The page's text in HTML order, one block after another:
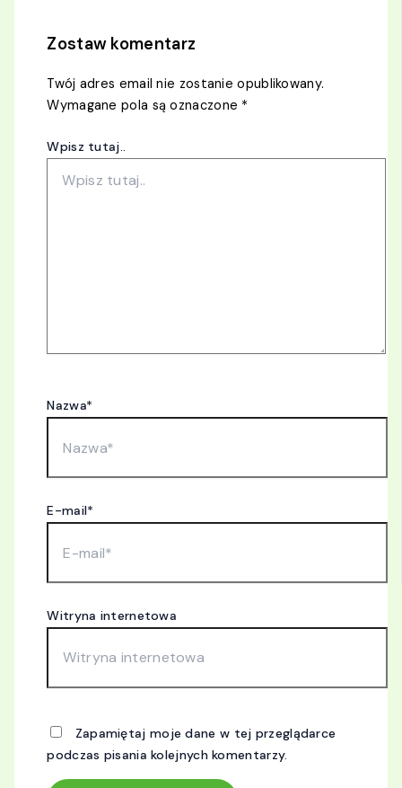
Zostaw komentarz
Twój adres email nie zostanie opublikowany.
Wymagane pola są oznaczone *
Wpisz tutaj..
Nazwa*
E-mail*
Witryna internetowa
Zapamiętaj moje dane w tej przeglądarce
podczas pisania kolejnych komentarzy.